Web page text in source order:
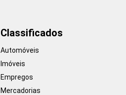
Classificados
Automóveis
Imóveis
Empregos
Mercadorias